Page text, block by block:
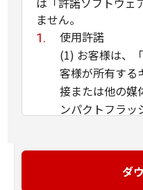
ません。
使用許諾
(1) お客様は、
客様が所有する
接または他の媒
ンパクトフラッ
(2) お客様は、
る場合を除き
ダ